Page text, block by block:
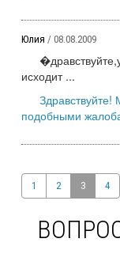
Юлия / 08.08.2009
исходит ...
подобными
1 2 3 4